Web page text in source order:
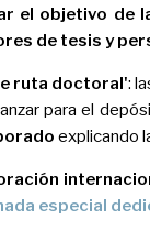
el objetivo de
de tesis y
ruta doctoral':
para el
explicando
especial